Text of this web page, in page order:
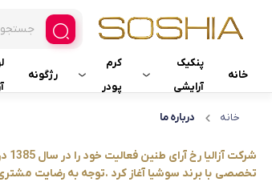
خانه
پنکیک
آرایشی
پنکیک فشرده ضدآب
پنکیک دوال فینیش
کرم
پودر
کرم پودر مایع
رژگونه
خانه درباره ما
تخصصی با برند سوشیا آغاز کرد .توجه به رضایت